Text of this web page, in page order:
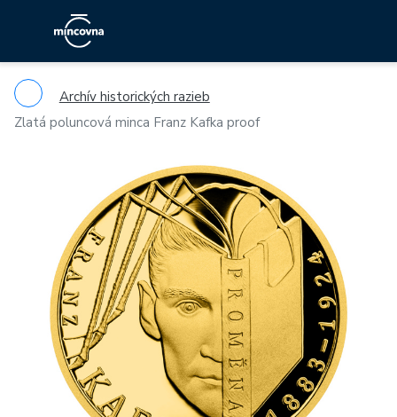
Archív historických razieb
Zlatá poluncová minca Franz Kafka proof
Previous